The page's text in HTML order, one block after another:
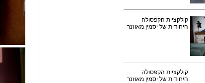
קולקציית הקפסולה
היחודית של יסמין מאוזנר
קולקציית הקפסולה
היחודית של יסמין מאוזנר